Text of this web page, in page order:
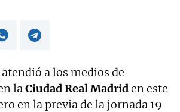
atendió a los medios de
laCiudad Real Madriden este
en la previa de la jornada 19